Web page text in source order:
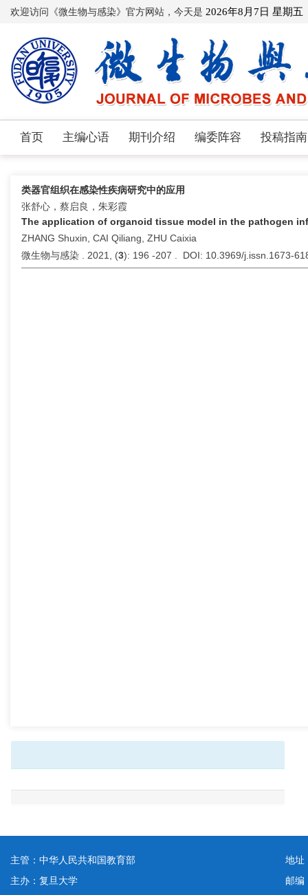
欢迎访问《微生物与感染》官方网站，今天是 2026年8月7日 星期五
首页 主编心语 期刊介绍 编委阵容 投稿指南
类器官组织在感染性疾病研究中的应用
张舒心，蔡启良，朱彩霞
The application of organoid tissue model in the pathogen
ZHANG Shuxin, CAI Qiliang, ZHU Caixia
微生物与感染 . 2021, (3): 196 -207 . DOI: 10.3969/j.issn.1673-
主管：中华人民共和国教育部
主办：复旦大学
地
邮